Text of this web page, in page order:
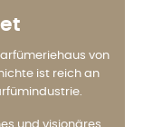
von
ist reich an
und visionäres